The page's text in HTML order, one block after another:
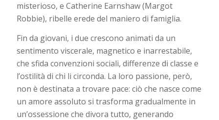
misterioso, e Catherine Earnshaw (Margot
Robbie), ribelle erede del maniero di famiglia.
Fin da giovani, i due crescono animati da un
sentimento viscerale, magnetico e inarrestabile,
che sfida convenzioni sociali, differenze di classe e
l’ostilità di chi li circonda. La loro passione, però,
non è destinata a trovare pace: ciò che nasce come
un amore assoluto si trasforma gradualmente in
un’ossessione che divora tutto, generando